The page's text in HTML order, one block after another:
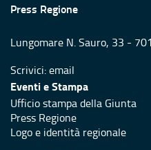
Press Regione
Lungomare N. Sauro, 33 -
Scrivici:email
Eventi e Stampa
Ufficio stampa della Giunta
Press Regione
Logo e identità regionale